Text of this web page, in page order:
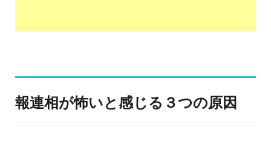
報連相が怖いと感じる３つの原因